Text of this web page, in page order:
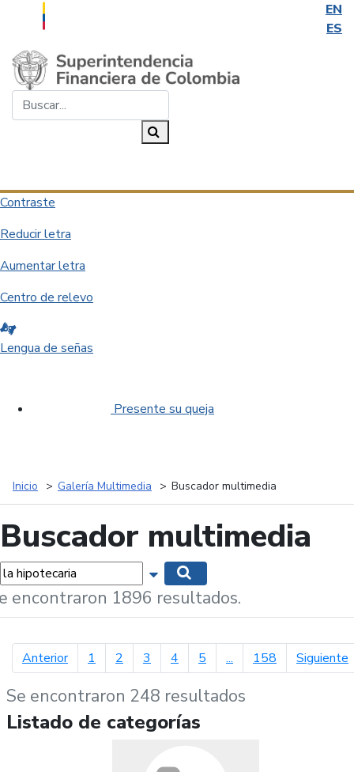
EN
ES
Saltar al contenido principal
Contraste
Reducir letra
Aumentar letra
Centro de relevo
Lengua de señas
Presente su queja
Inicio Galería Multimedia Buscador multimedia
Buscador multimedia
Mostrar opciones de búsqueda
encontraron 1896 resultados.
Anteriorpágina anterior
1 2 3 4 5 ... 158 Siguiente
Se encontraron 248 resultados
Listado de categorías